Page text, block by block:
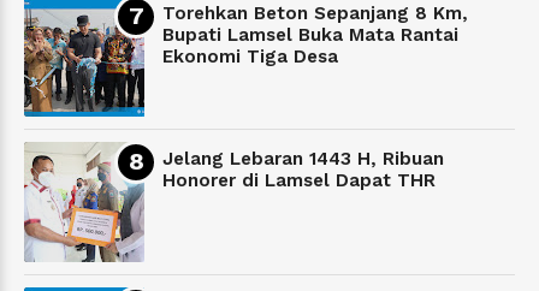
Torehkan Beton Sepanjang 8 Km,
Bupati Lamsel Buka Mata Rantai
Ekonomi Tiga Desa
Jelang Lebaran 1443 H, Ribuan
Honorer di Lamsel Dapat THR